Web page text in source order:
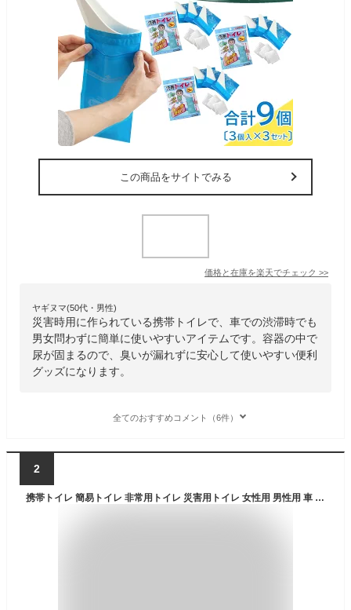
この商品をサイトでみる
価格と在庫を楽天でチェック >>
ヤギヌマ(50代・男性)
災害時用に作られている携帯トイレで、車での渋滞時でも
男女問わずに簡単に使いやすいアイテムです。容器の中で
尿が固まるので、臭いが漏れずに安心して使いやすい便利
グッズになります。
全てのおすすめコメント（6件）
2
携帯トイレ 簡易トイレ 非常用トイレ 災害用トイレ 女性用 男性用 車 登山 片手で秒速トイレ 男女兼用 5個セット 大便 小便 日本製 抗菌 消臭 防災 防災セット 防災グッズ 避難 災害 コンパクト 便利 凝固剤 長期保存